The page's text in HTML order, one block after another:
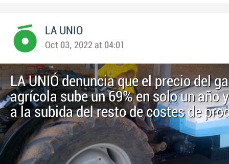
LA UNIO
Oct 03, 2022 at 04:01
LA UNIÓ denuncia que el precio del
agrícola sube un 69% en solo un año
a la subida del resto de costes de